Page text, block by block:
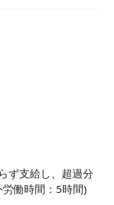
ず支給し、超過分
働時間：5時間)